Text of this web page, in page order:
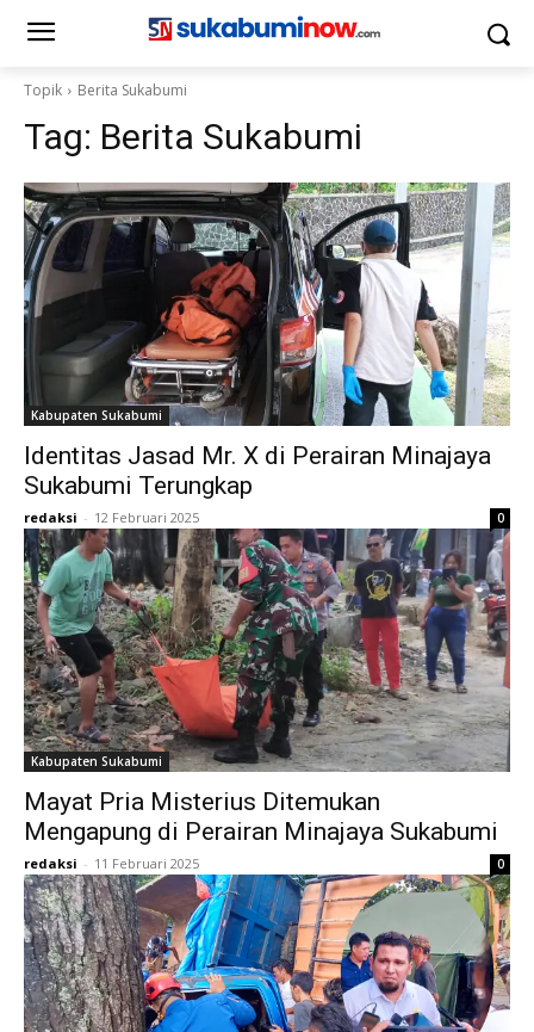
Topik Berita Sukabumi
Tag: Berita Sukabumi
Kabupaten Sukabumi
Identitas Jasad Mr. X di Perairan Minajaya
Sukabumi Terungkap
redaksi - 12 Februari 2025 0
Kabupaten Sukabumi
Mayat Pria Misterius Ditemukan
Mengapung di Perairan Minajaya Sukabumi
redaksi - 11 Februari 2025 0